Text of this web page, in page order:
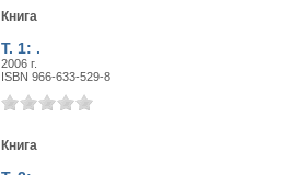
Книга
Т. 1: .
2006 г.
ISBN 966-633-529-8
Книга